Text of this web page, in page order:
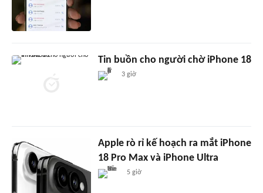
Tin buồn cho người chờ iPhone 18
3 giờ
Apple rò rỉ kế hoạch ra mắt iPhone
18 Pro Max và iPhone Ultra
5 giờ